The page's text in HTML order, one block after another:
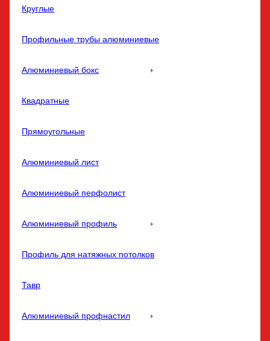
Круглые
Профильные трубы алюминиевые
Алюминиевый бокс
Квадратные
Прямоугольные
Алюминиевый лист
Алюминиевый перфолист
Алюминиевый профиль
Профиль для натяжных потолков
Тавр
Алюминиевый профнастил